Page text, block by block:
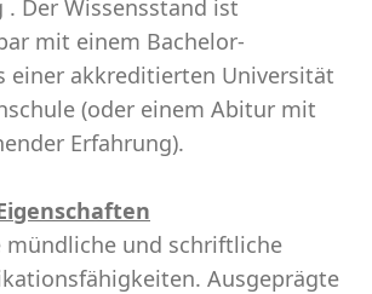
. Der Wissensstand ist
mit einem Bachelor-
einer akkreditierten Universität
(oder einem Abitur mit
Erfahrung).
mündliche und schriftliche
Ausgeprägte